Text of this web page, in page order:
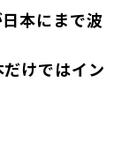
本にまで波
けではイン